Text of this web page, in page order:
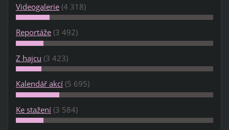
Videogalerie (4 318)
Reportáže (3 492)
Z hajcu (3 423)
Kalendář akcí (5 695)
Ke stažení (3 584)